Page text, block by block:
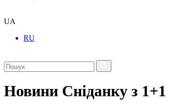
UA
RU
Новини Сніданку з 1+1